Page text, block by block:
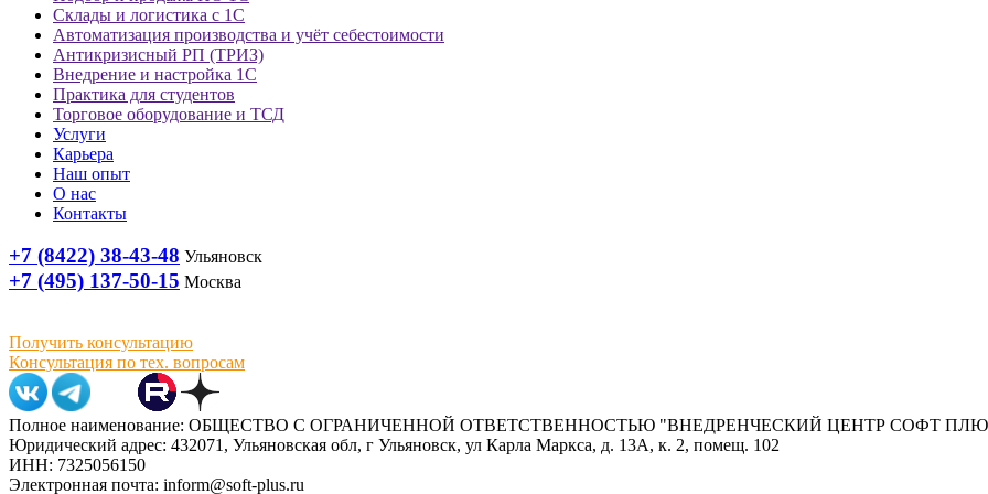
Склады и логистика с 1С
Автоматизация производства и учёт себестоимости
Антикризисный РП (ТРИЗ)
Внедрение и настройка 1С
Практика для студентов
Торговое оборудование и ТСД
Услуги
Карьера
Наш опыт
О нас
Контакты
+7 (8422) 38-43-48 Ульяновск
+7 (495) 137-50-15 Москва
Получить консультацию
Консультация по тех. вопросам
Полное наименование: ОБЩЕСТВО С ОГРАНИЧЕННОЙ ОТВЕТСТВЕННОСТЬЮ "ВНЕДРЕНЧЕСКИЙ ЦЕНТР СОФТ
Юридический адрес: 432071, Ульяновская обл, г Ульяновск, ул Карла Маркса, д. 13А, к. 2, помещ. 102
ИНН: 7325056150
Электронная почта: inform@soft-plus.ru